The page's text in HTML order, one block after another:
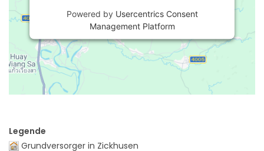
Powered by Usercentrics Consent
Management Platform
Legende
Grundversorger in Zickhusen